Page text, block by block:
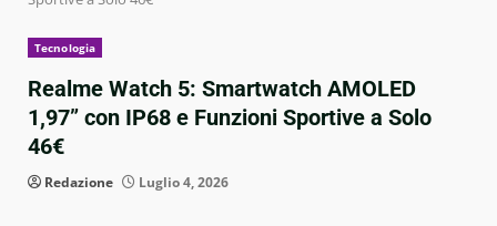
Tecnologia
Realme Watch 5: Smartwatch AMOLED
1,97” con IP68 e Funzioni Sportive a Solo
46€
Redazione Luglio 4, 2026